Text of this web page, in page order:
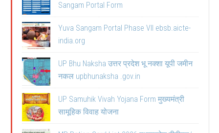
Sangam Portal Form
Yuva Sangam Portal Phase VII ebsb.aicte-
india.org
UP Bhu Naksha उत्तर प्रदेश भू नक्शा यूपी जमीन
नकल upbhunaksha .gov.in
UP Samuhik Vivah Yojana Form मुख्यमंत्री
सामूहिक विवाह योजना